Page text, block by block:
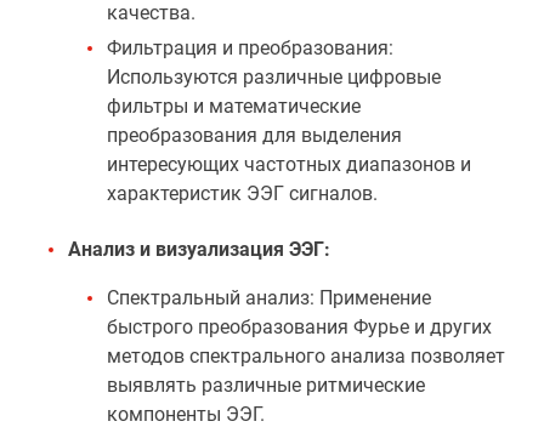
качества.
Фильтрация и преобразования:
Используются различные цифровые
фильтры и математические
преобразования для выделения
интересующих частотных диапазонов и
характеристик ЭЭГ сигналов.
Анализ и визуализация ЭЭГ:
Спектральный анализ: Применение
быстрого преобразования Фурье и других
методов спектрального анализа позволяет
выявлять различные ритмические
компоненты ЭЭГ.